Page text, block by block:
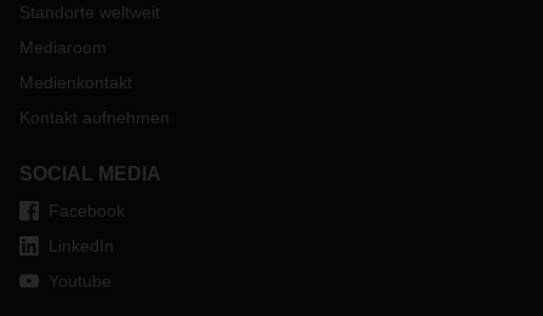
Standorte weltweit
Mediaroom
Medienkontakt
Kontakt aufnehmen
SOCIAL MEDIA
Facebook
LinkedIn
Youtube